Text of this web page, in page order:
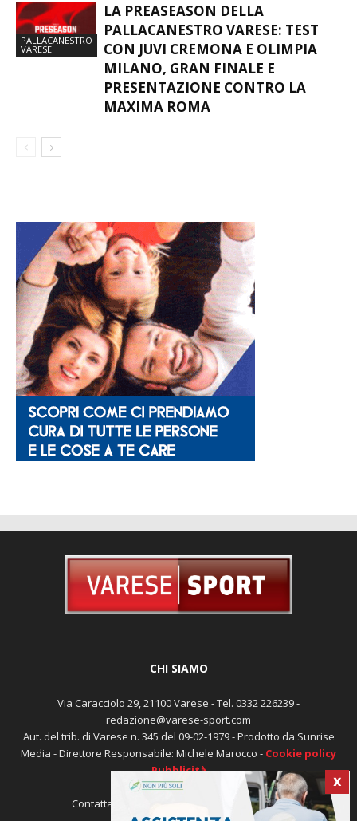
PALLACANESTRO
VARESE
LA PREASEASON DELLA
PALLACANESTRO VARESE: TEST
CON JUVI CREMONA E OLIMPIA
MILANO, GRAN FINALE E
PRESENTAZIONE CONTRO LA
MAXIMA ROMA
X
CHI SIAMO
Via Caracciolo 29, 21100 Varese - Tel. 0332 226239 -
redazione@varese-sport.com
Aut. del trib. di Varese n. 345 del 09-02-1979 - Prodotto da Sunrise
Media - Direttore Responsabile: Michele Marocco - Cookie policy
Pubblicità
Contattaci: redazione@varese-sport.com